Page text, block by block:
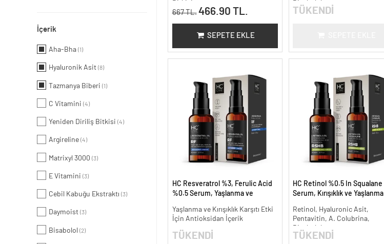
İçerik
Aha-Bha (1)
Hyaluronik Asit (8)
Tazmanya Biberi (1)
C Vitamini (4)
Yeniden Diriliş Bitkisi (4)
Argireline (4)
Matrixyl 3000 (3)
E Vitamini (3)
Cebil Kabuğu Ekstraktı (3)
Daymoist (3)
Bisabolol (2)
667 TL. 466.90 TL.
SEPETE EKLE
Bisabolol
TÜKENDİ
HC Resveratrol %3, Ferulic Acid
%0.5 Serum, Yaşlanma ve
Yaşlanma ve Kırışıklık Karşıtı Etki
İçin Antioksidan İçerik
TÜKENDİ
HC Retinol %0.5 In Squalane
Serum, Kırışıklık ve Yaşlanma
Retinol, Hyaluronic Asit,
Pentavitin, A. Colubrina,
Bisabolol
TÜKENDİ